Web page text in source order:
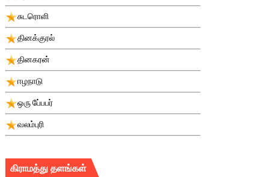
சுடரொளி
தினக்குரல்
தினகரன்
ஈழநாடு
ஒரு பே்பபர்
வலம்புரி
கிராமத்து தளங்கள்